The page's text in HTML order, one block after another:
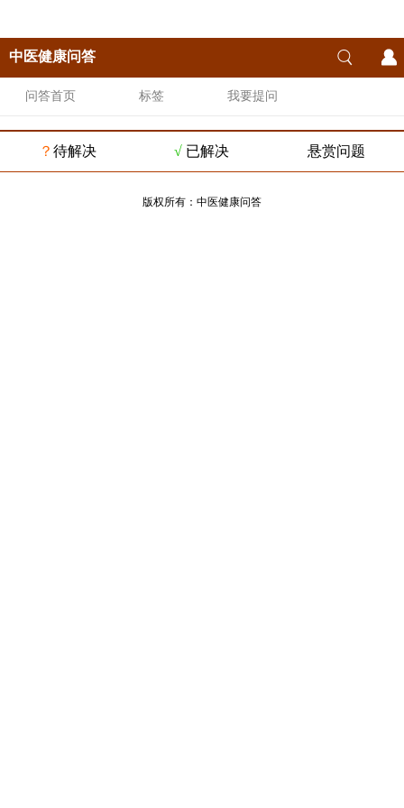
中医健康问答
问答首页 标签 我要提问
？ 待解决 √ 已解决 悬赏问题
版权所有： 中医健康问答